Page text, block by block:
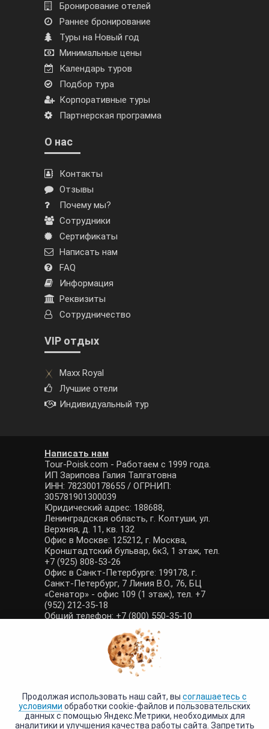
Бронирование отелей
Раннее бронирование
Туры на Новый год
Минимальные цены
Календарь туров
Подбор тура
Корпоративные туры
Партнерская программа
О нас
Контакты
Отзывы
Почему мы?
Сотрудники
Сертификаты
Написать нам
FAQ
Информация
Реквизиты
Сотрудничество
VIP отдых
Maxx Royal
Лучшие отели
Индивидуальный тур
Написать нам
Tour-Poisk.com - Работаем с 1999 года.
ИП Зарипова Галия Талгатовна
ИНН: 782300178655 / ОГРНИП:
305781901300039
Юридический адрес: 188688,
Ленинградская область, г. Колтуши, ул.
Верхняя, д. 11, кв. 132
Офис в Москве: 125212, г. Москва,
Кронштадтский бульвар, 6к3, 1 этаж, тел.
+7 (925) 808-53-26
Офис в Санкт-Петербурге: 199178, г.
Санкт-Петербург, 7 Линия В.О., 76, БЦ
«Сенатор» - офис 109 (1 этаж), тел. +7
(952) 212-35-18
Общий телефон: +7 (800) 550-35-10
E-mail: manager@tour-poisk.com (общие
вопросы), admin@tour-poisk.com (жалобы)
Номер в Общероссийском реестре
туристических агентств: РТА 0003424
Политика конфиденциальности
Продолжая использовать наш сайт, вы соглашаетесь с
условиями обработки cookie-файлов и пользовательских
данных с помощью Яндекс.Метрики, необходимых для
аналитики и улучшения качества работы сайта. Запретить